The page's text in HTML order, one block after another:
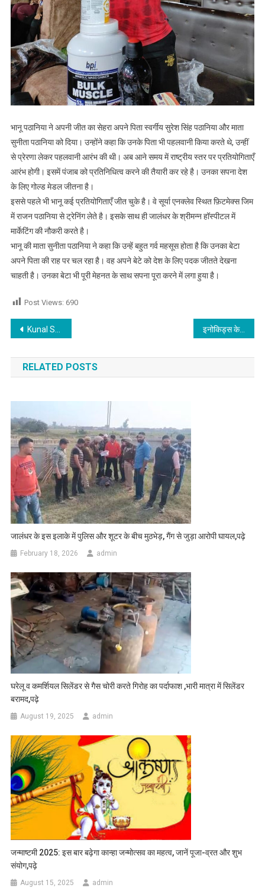
भानू पठानिया ने अपनी जीत का सेहरा अपने पिता स्वर्गीय सुरेश सिंह पठानिया और माता
सुनीता पठानिया को दिया। उन्होंने कहा कि उनके पिता भी पहलवानी किया करते थे, उन्हीं
से प्रेरणा लेकर पहलवानी आरंभ की थी। अब आने समय में राष्ट्रीय स्तर पर प्रतियोगिताएँ
आरंभ होगी। इसमें पंजाब को प्रतिनिधित्व करने की तैयारी कर रहे है। उनका सपना देश
के लिए गोल्ड मेडल जीतना है।
इससे पहले भी भानू कई प्रतियोगिताएँ जीत चुके है। वे सूर्या एनक्लेव स्थित फ़िटमेक्स जिम
में राजन पठानिया से ट्रेनिंग लेते है। इसके साथ ही जालंधर के श्रीमन्न हॉस्पीटल में
मार्केटिंग की नौकरी करते है।
भानू की माता सुनीता पठानिया ने कहा कि उन्हें बहुत गर्व महसूस होता है कि उनका बेटा
अपने पिता की राह पर चल रहा है। वह अपने बेटे को देश के लिए पदक जीतते देखना
चाहती है। उनका बेटा भी पूरी मेहनत के साथ सपना पूरा करने में लगा हुया है।
Post Views: 690
Post navigation
Kunal Sharma Fightor Spartan owner does it again in LORDS LONDON इनोकिड्स के बच्चों ने ‘मॉनसून बोनांजा’ के दौरान की खूब मस्ती
RELATED POSTS
जालंधर के इस इलाके में पुलिस और शूटर के बीच मुठभेड़, गैंग से जुड़ा आरोपी घायल,पढ़े
February 18, 2026 admin
घरेलू व कमर्शियल सिलेंडर से गैस चोरी करते गिरोह का पर्दाफाश ,भारी मात्रा में सिलेंडर
बरामद,पढ़े
August 19, 2025 admin
जन्माष्टमी 2025: इस बार बढ़ेगा कान्हा जन्मोत्सव का महत्व, जानें पूजा-व्रत और शुभ
संयोग,पढ़े
August 15, 2025 admin